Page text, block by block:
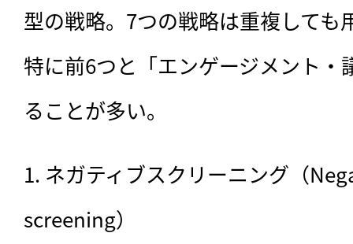
型の戦略。7つの戦略は重複しても
特に前6つと「エンゲージメント・
ることが多い。
1. ネガティブスクリーニング（
screening）